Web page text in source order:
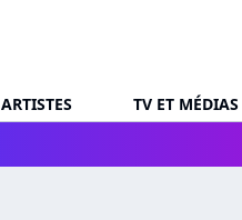
ARTISTES TV ET MÉDIAS